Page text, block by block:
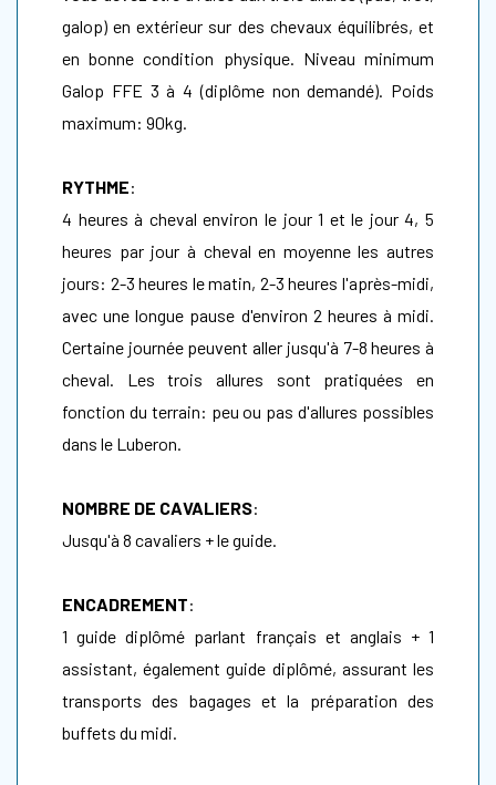
galop) en extérieur sur des chevaux équilibrés, et
en bonne condition physique. Niveau minimum
Galop FFE 3 à 4 (diplôme non demandé). Poids
maximum: 90kg.
RYTHME:
4 heures à cheval environ le jour 1 et le jour 4, 5
heures par jour à cheval en moyenne les autres
jours: 2-3 heures le matin, 2-3 heures l'après-midi,
avec une longue pause d'environ 2 heures à midi.
Certaine journée peuvent aller jusqu'à 7-8 heures à
cheval. Les trois allures sont pratiquées en
fonction du terrain: peu ou pas d'allures possibles
dans le Luberon.
NOMBRE DE CAVALIERS:
Jusqu'à 8 cavaliers + le guide.
ENCADREMENT:
1 guide diplômé parlant français et anglais + 1
assistant, également guide diplômé, assurant les
transports des bagages et la préparation des
buffets du midi.